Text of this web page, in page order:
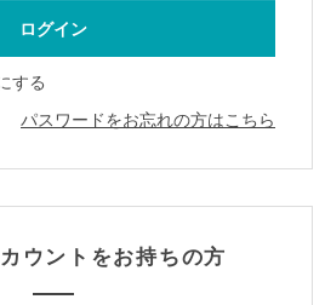
する
パスワードをお忘れの方はこちら
ウントをお持ちの方